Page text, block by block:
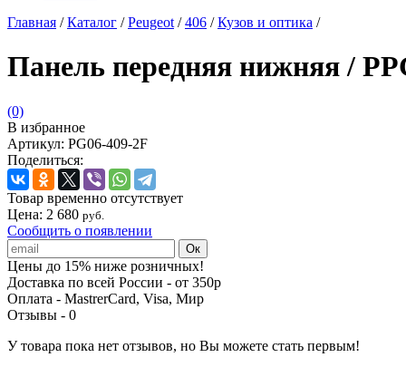
Главная / Каталог / Peugeot / 406 / Кузов и оптика /
Панель передняя нижняя /
(0)
В избранное
Артикул: PG06-409-2F
Поделиться:
Товар временно отсутствует
Цена: 2 680 руб.
Сообщить о появлении
Цены до 15% ниже розничных!
Доставка по всей России - от 350р
Оплата - MastrerCard, Visa, Мир
Отзывы - 0
У товара пока нет отзывов, но Вы можете стать первым!